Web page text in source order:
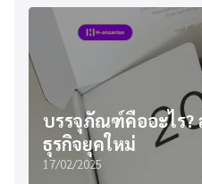
บรรจุภัณฑ์คืออะไร?
ธุรกิจยุคใหม่
17/02/2025